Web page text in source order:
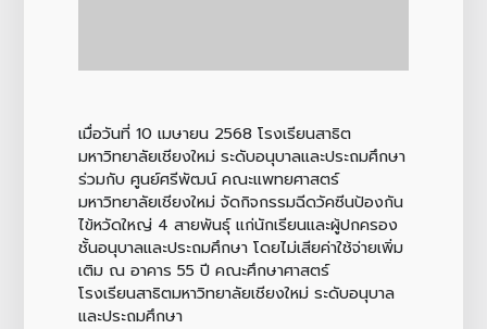
เมื่อวันที่ 10 เมษายน 2568 โรงเรียนสาธิต
มหาวิทยาลัยเชียงใหม่ ระดับอนุบาลและประถมศึกษา
ร่วมกับ ศูนย์ศรีพัฒน์ คณะแพทยศาสตร์
มหาวิทยาลัยเชียงใหม่ จัดกิจกรรมฉีดวัคซีนป้องกัน
ไข้หวัดใหญ่ 4 สายพันธุ์ แก่นักเรียนและผู้ปกครอง
ชั้นอนุบาลและประถมศึกษา โดยไม่เสียค่าใช้จ่ายเพิ่ม
เติม ณ อาคาร 55 ปี คณะศึกษาศาสตร์
โรงเรียนสาธิตมหาวิทยาลัยเชียงใหม่ ระดับอนุบาล
และประถมศึกษา